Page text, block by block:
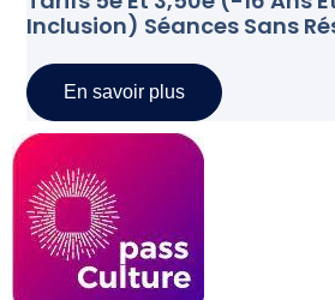
Inclusion) Séances Sans
En savoir plus